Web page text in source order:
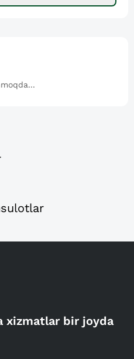
xizmatlar bir joyda